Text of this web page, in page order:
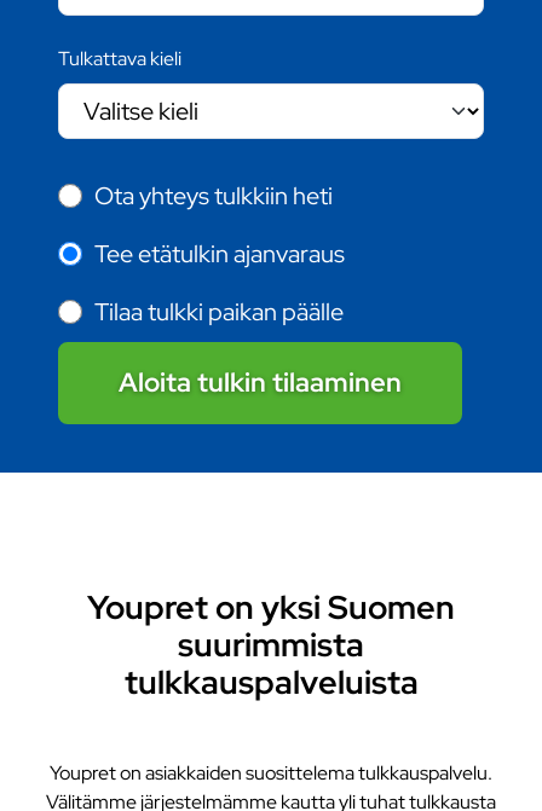
Tulkattava kieli
Ota yhteys tulkkiin heti
Tee etätulkin ajanvaraus
Tilaa tulkki paikan päälle
Aloita tulkin tilaaminen
Youpret on yksi Suomen
suurimmista
tulkkauspalveluista
Youpret on asiakkaiden suosittelema tulkkauspalvelu.
Välitämme järjestelmämme kautta yli tuhat tulkkausta